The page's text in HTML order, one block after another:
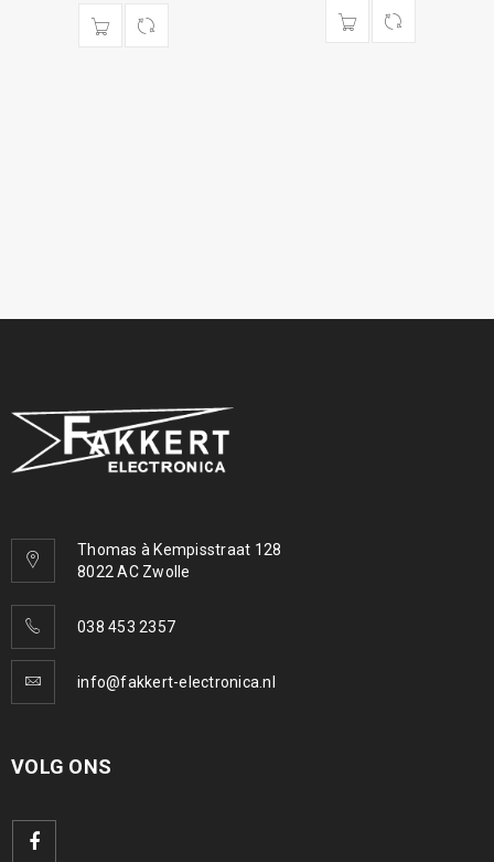
Thomas à Kempisstraat 128
8022 AC Zwolle
038 453 2357
info@fakkert-electronica.nl
VOLG ONS